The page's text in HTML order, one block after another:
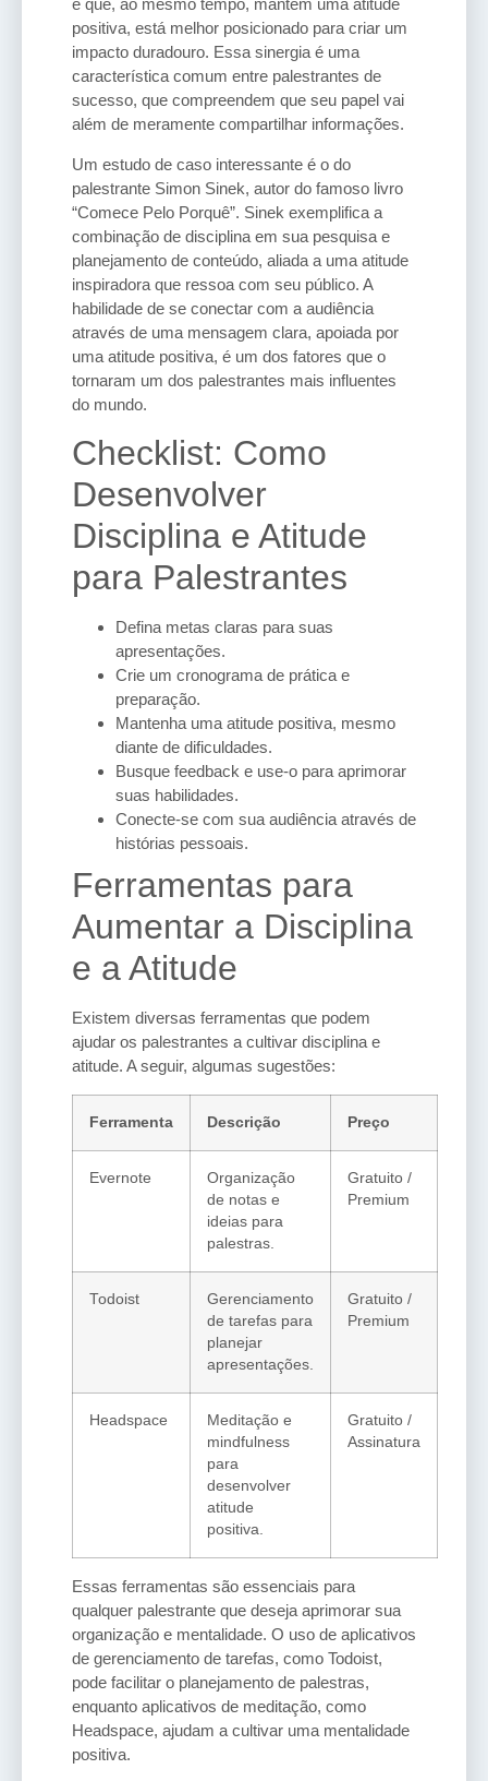
e que, ao mesmo tempo, mantém uma atitude
positiva, está melhor posicionado para criar um
impacto duradouro. Essa sinergia é uma
característica comum entre palestrantes de
sucesso, que compreendem que seu papel vai
além de meramente compartilhar informações.
Um estudo de caso interessante é o do
palestrante Simon Sinek, autor do famoso livro
“Comece Pelo Porquê”. Sinek exemplifica a
combinação de disciplina em sua pesquisa e
planejamento de conteúdo, aliada a uma atitude
inspiradora que ressoa com seu público. A
habilidade de se conectar com a audiência
através de uma mensagem clara, apoiada por
uma atitude positiva, é um dos fatores que o
tornaram um dos palestrantes mais influentes
do mundo.
Checklist: Como
Desenvolver
Disciplina e Atitude
para Palestrantes
Defina metas claras para suas
apresentações.
Crie um cronograma de prática e
preparação.
Mantenha uma atitude positiva, mesmo
diante de dificuldades.
Busque feedback e use-o para aprimorar
suas habilidades.
Conecte-se com sua audiência através de
histórias pessoais.
Ferramentas para
Aumentar a Disciplina
e a Atitude
Existem diversas ferramentas que podem
ajudar os palestrantes a cultivar disciplina e
atitude. A seguir, algumas sugestões:
Ferramenta Descrição Preço
Evernote
Organização
de notas e
ideias para
palestras.
Gratuito /
Premium
Todoist
Gerenciamento
de tarefas para
planejar
apresentações.
Gratuito /
Premium
Headspace
Meditação e
mindfulness
para
desenvolver
atitude
positiva.
Gratuito /
Assinatura
Essas ferramentas são essenciais para
qualquer palestrante que deseja aprimorar sua
organização e mentalidade. O uso de aplicativos
de gerenciamento de tarefas, como Todoist,
pode facilitar o planejamento de palestras,
enquanto aplicativos de meditação, como
Headspace, ajudam a cultivar uma mentalidade
positiva.